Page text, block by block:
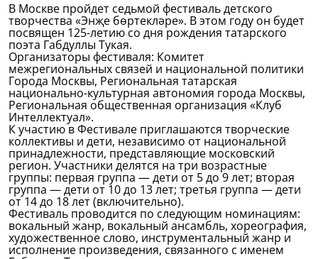
В Москве пройдет седьмой фестиваль детского
творчества «Энҗе бөртекләре». В этом году он будет
посвящен 125-летию со дня рождения татарского
поэта Габдуллы Тукая.
Организаторы фестиваля: Комитет
межрегиональных связей и национальной политики
Города Москвы, Региональная татарская
национально-культурная автономия города Москвы,
Региональная общественная организация «Клуб
Интеллектуал».
К участию в Фестивале приглашаются творческие
коллективы и дети, независимо от национальной
принадлежности, представляющие московский
регион. Участники делятся на три возрастные
группы: первая группа — дети от 5 до 9 лет; вторая
группа — дети от 10 до 13 лет; третья группа — дети
от 14 до 18 лет (включительно).
Фестиваль проводится по следующим номинациям:
вокальный жанр, вокальный ансамбль, хореография,
художественное слово, инструментальный жанр и
исполнение произведения, связанного с именем